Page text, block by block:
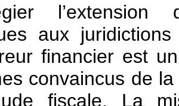
l’extension
aux juridictions
financier est
convaincus de
fiscale. La